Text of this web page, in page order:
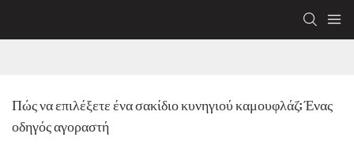
Πώς να επιλέξετε ένα σακίδιο κυνηγιού καμουφλάζ; Ένας
οδηγός αγοραστή